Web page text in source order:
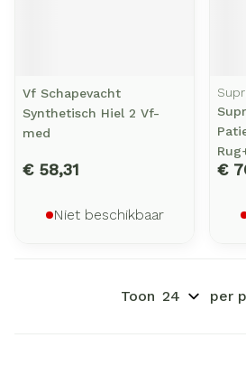
Vf Schapevacht
Synthetisch Hiel 2 Vf-
med
€ 58,31
Niet beschikbaar
€
Toon per